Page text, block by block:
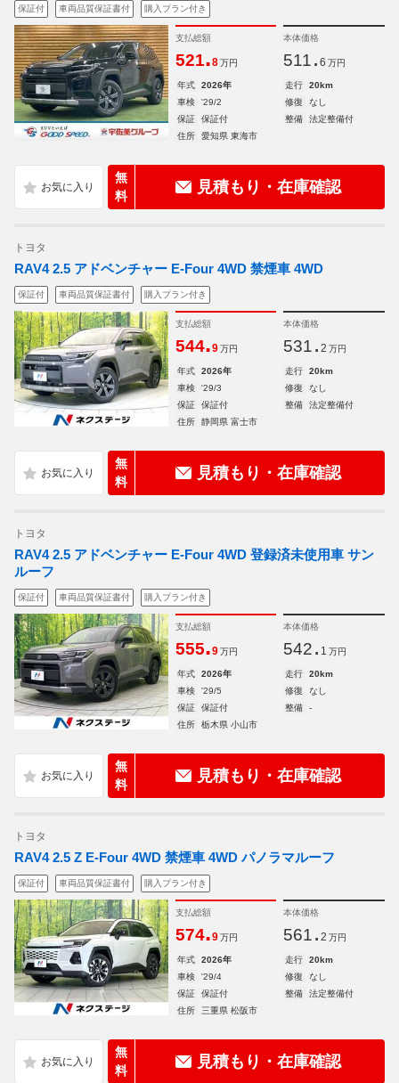
保証付 車両品質保証書付 購入プラン付き
支払総額
521.8 万円
本体価格
511. 6 万円
年式 2026年 走行
20km
車検
'29/2 修復
なし
保証
保証付 整備
法定整備付
住所
愛知県 東海市
無
料
見積もり・在庫確認
トヨタ
RAV4 2.5 アドベンチャー E-Four 4WD 禁煙車 4WD
保証付 車両品質保証書付 購入プラン付き
支払総額
544.9 万円
本体価格
531. 2 万円
年式 2026年 走行
20km
車検
'29/3 修復
なし
保証
保証付 整備
法定整備付
住所
静岡県 富士市
無
料
見積もり・在庫確認
トヨタ
RAV4 2.5 アドベンチャー E-Four 4WD 登録済未使用車 サン
ルーフ
保証付 車両品質保証書付 購入プラン付き
支払総額
555.9 万円
本体価格
542. 1 万円
年式 2026年 走行
20km
車検
'29/5 修復
なし
保証
保証付 整備
-
住所
栃木県 小山市
無
料
見積もり・在庫確認
トヨタ
RAV4 2.5 Z E-Four 4WD 禁煙車 4WD パノラマルーフ
保証付 車両品質保証書付 購入プラン付き
支払総額
574.9 万円
本体価格
561. 2 万円
年式 2026年 走行
20km
車検
'29/4 修復
なし
保証
保証付 整備
法定整備付
住所
三重県 松阪市
無
料
見積もり・在庫確認